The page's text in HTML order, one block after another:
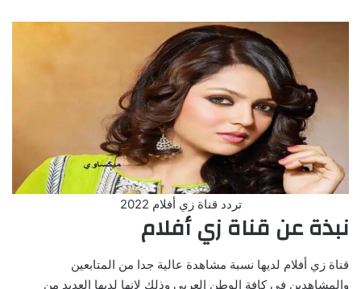
تردد قناة زي أفلام 2022
نبذة عن قناة زي أفلام
قناة زي أفلام لديها نسبة مشاهدة عالية جدا من المتابعين
والمشاهدين في كافة الوطن العربي وذلك لانها لديها العديد من